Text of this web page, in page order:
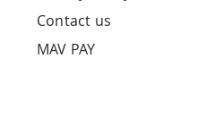
Contact us
MAV PAY